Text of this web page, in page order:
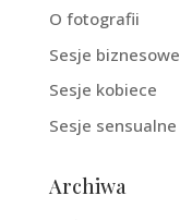
O fotografii
Sesje biznesowe
Sesje kobiece
Sesje sensualne
Archiwa